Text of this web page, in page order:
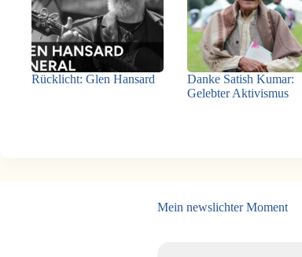
Rücklicht: Glen Hansard
Danke Satish Kumar:
Gelebter Aktivismus
Mein newslichter Moment